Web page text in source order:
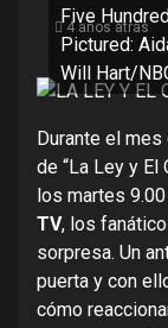
4 años atrás
Five
Pictured:
Will Hart/
Durante el
de “La Ley y El
los martes
TV, los
sorpresa. Un
puerta y con
cómo